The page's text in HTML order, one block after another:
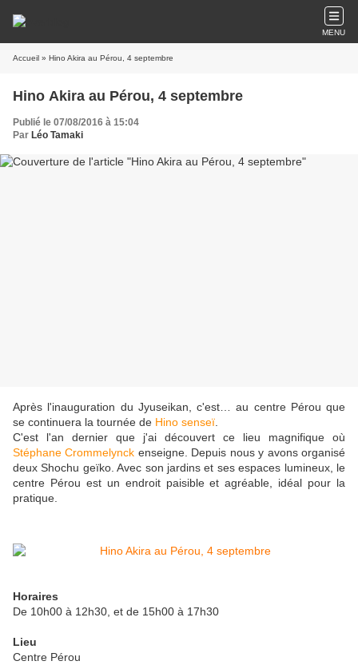
MENU
Accueil » Hino Akira au Pérou, 4 septembre
Hino Akira au Pérou, 4 septembre
Publié le 07/08/2016 à 15:04
Par Léo Tamaki
Après l'inauguration du Jyuseikan, c'est… au centre Pérou que
se continuera la tournée de Hino senseï
C'est l'an dernier que j'ai découvert ce lieu magnifique où
Stéphane Crommelynck enseigne. Depuis nous y avons organisé
deux Shochu geïko. Avec son jardins et ses espaces lumineux, le
centre Pérou est un endroit paisible et agréable, idéal pour la
pratique.
Horaires
De 10h00 à 12h30, et de 15h00 à 17h30
Lieu
Centre Pérou